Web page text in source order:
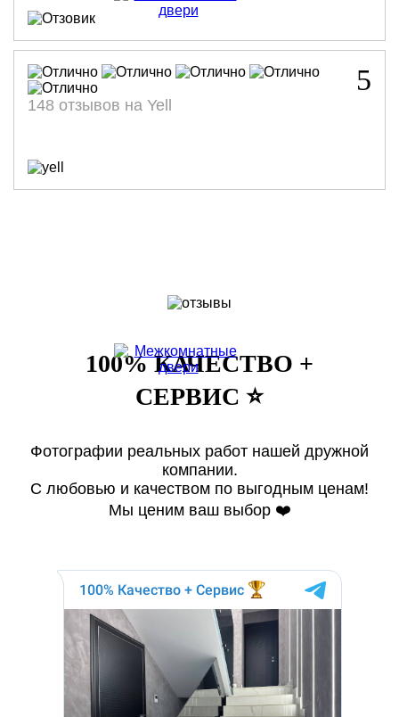
5
148 отзывов на Yell
100% КАЧЕСТВО +
СЕРВИС ⭐️
Фотографии реальных работ нашей дружной
компании.
С любовью и качеством по выгодным ценам!
Мы ценим ваш выбор ❤️